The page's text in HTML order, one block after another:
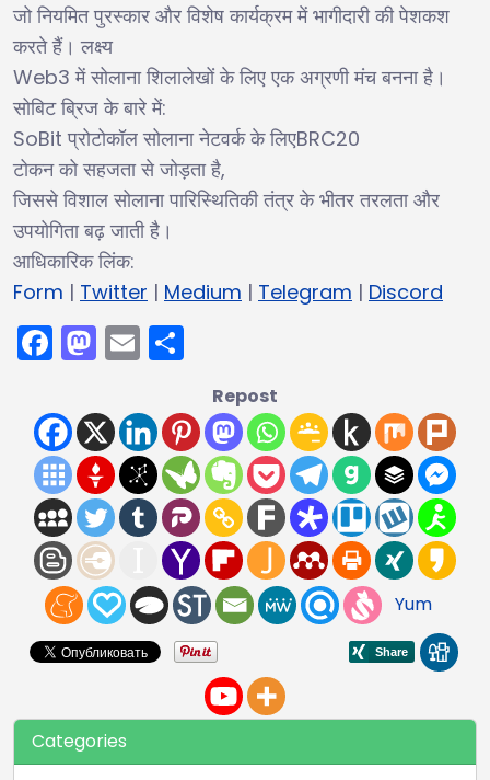
जो नियमित पुरस्कार और विशेष कार्यक्रम में भागीदारी की पेशकश
करते हैं। लक्ष्य
Web3में सोलाना शिलालेखों के लिए एक अग्रणी मंच बनना है।
सोबिट ब्रिज के बारे में:
SoBitप्रोटोकॉल सोलाना नेटवर्क के लिएBRC20
टोकन को सहजता से जोड़ता है,
जिससे विशाल सोलाना पारिस्थितिकी तंत्र के भीतर तरलता और
उपयोगिता बढ़ जाती है।
आधिकारिक लिंक:
Form | Twitter | Medium | Telegram | Discord
Facebook
Mastodon
Email
Repost
Yum
Categories